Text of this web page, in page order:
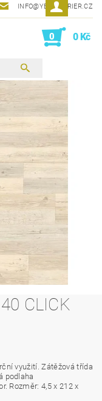
INFO@YESINTERIER.CZ
0 0 Kč
CLICK
využití. Zátěžová třída
podlaha
Rozměr: 4,5 x 212 x